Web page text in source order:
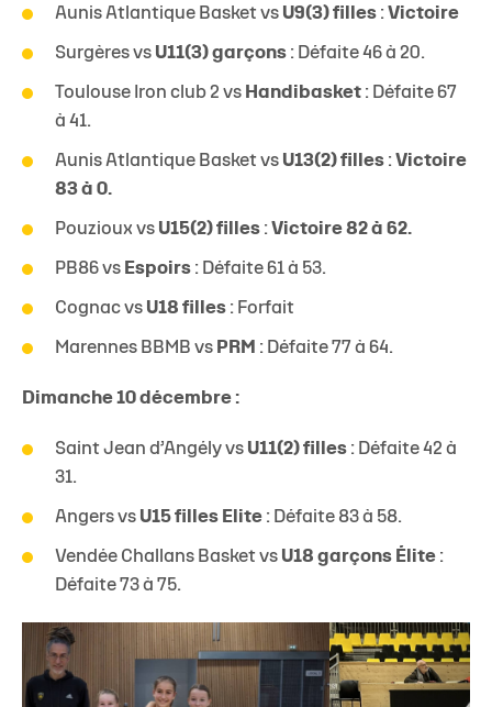
Aunis Atlantique Basket vs U9(3) filles : Victoire
Surgères vs U11(3) garçons : Défaite 46 à 20.
Toulouse Iron club 2 vs Handibasket : Défaite 67
à 41.
Aunis Atlantique Basket vs U13(2) filles : Victoire
83 à 0.
Pouzioux vs U15(2) filles : Victoire 82 à 62.
PB86 vs Espoirs : Défaite 61 à 53.
Cognac vs U18 filles : Forfait
Marennes BBMB vs PRM : Défaite 77 à 64.
Dimanche 10 décembre :
Saint Jean d’Angély vs U11(2) filles : Défaite 42 à
31.
Angers vs U15 filles Elite : Défaite 83 à 58.
Vendée Challans Basket vs U18 garçons Élite :
Défaite 73 à 75.